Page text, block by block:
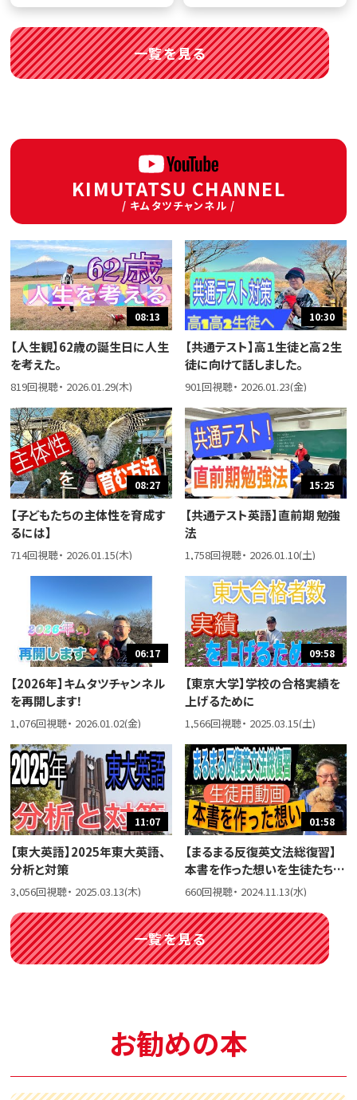
一覧を見る
KIMUTATSU CHANNEL
/ キムタツチャンネル /
08:13
【人生観】62歳の誕生日に人生
を考えた。
819回視聴・ 2026.01.29(木)
10:30
【共通テスト】高１生徒と高２生
徒に向けて話しました。
901回視聴・ 2026.01.23(金)
08:27
【子どもたちの主体性を育成す
るには】
714回視聴・ 2026.01.15(木)
15:25
【共通テスト英語】直前期 勉強
法
1,758回視聴・ 2026.01.10(土)
06:17
【2026年】キムタツチャンネル
を再開します！
1,076回視聴・ 2026.01.02(金)
09:58
【東京大学】学校の合格実績を
上げるために
1,566回視聴・ 2025.03.15(土)
11:07
【東大英語】2025年東大英語、
分析と対策
3,056回視聴・ 2025.03.13(木)
01:58
【まるまる反復英文法総復習】
本書を作った想いを生徒たちに
話しました。
660回視聴・ 2024.11.13(水)
一覧を見る
お勧めの本